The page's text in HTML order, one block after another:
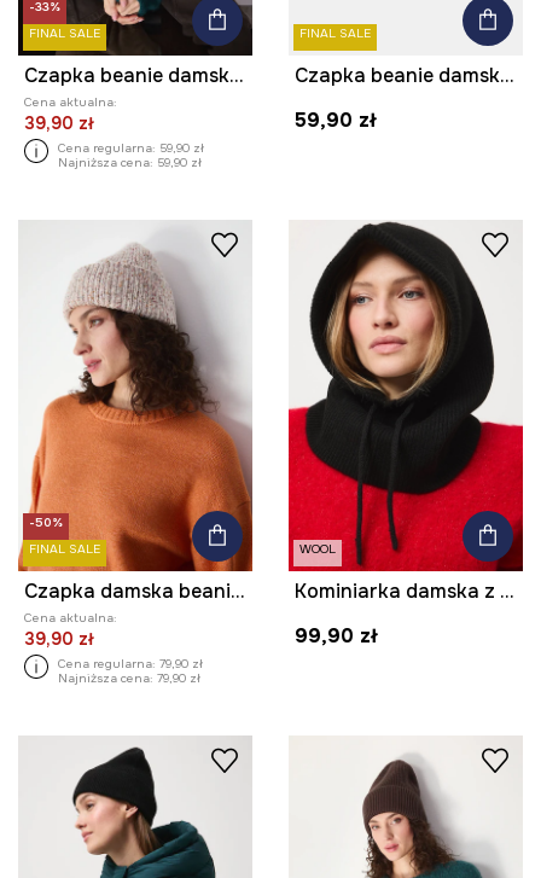
-33%
FINAL SALE
Czapka beanie damska z wiskozą
Cena aktualna:
39,90 zł
Cena regularna: 59,90 zł
Najniższa cena: 59,90 zł
FINAL SALE
Czapka beanie damska z wiskozą
59,90 zł
-50%
FINAL SALE
Czapka damska beanie z domieszką wełny
Cena aktualna:
39,90 zł
Cena regularna: 79,90 zł
Najniższa cena: 79,90 zł
WOOL
Kominiarka damska z dodatkiem wełny
99,90 zł